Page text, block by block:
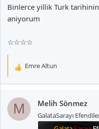
Binlerce yillik Turk
aniyorum
☆☆☆☆
T
k
l
Emre Altun
M Melih Sönmez
GalataSarayı